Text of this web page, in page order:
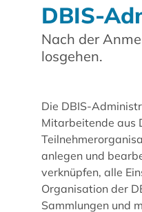
DBIS-
Nach der
losgehen.
Die DBIS-
Mitarbeitende aus
anlegen und
verknüpfen, alle
Organisation der
Sammlungen und